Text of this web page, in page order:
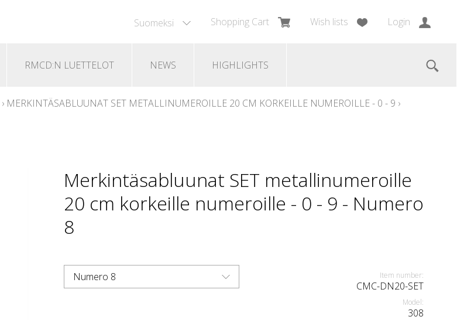
Suomeksi Shopping Cart Wish lists Login
RMCD:N LUETTELOT NEWS HIGHLIGHTS
› MERKINTÄSABLUUNAT SET METALLINUMEROILLE 20 CM KORKEILLE NUMEROILLE - 0 - 9 ›
Merkintäsabluunat SET metallinumeroille
20 cm korkeille numeroille - 0 - 9 - Numero
8
Numero 8 Item number:
CMC-DN20-SET
Model:
308